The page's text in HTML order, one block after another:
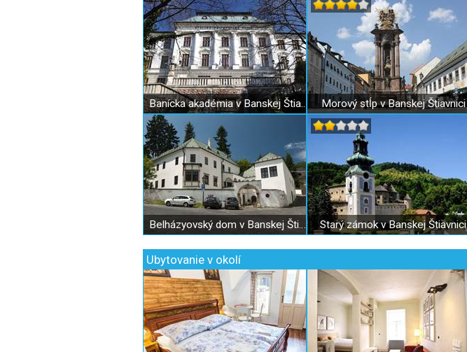
Banícka akadémia v Banskej Štiavnici Morový stĺp v Banskej Štiavnici
Belházyovský dom v Banskej Štiavnici Starý zámok v Banskej Štiavnici
Ubytovanie v okolí